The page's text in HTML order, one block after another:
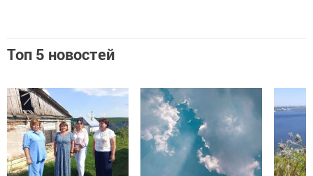
Топ 5 новостей